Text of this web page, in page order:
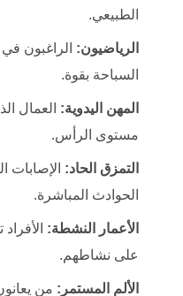
الطبيعي.
الرياضيون: الراغبون
السباحة بقوة.
المهن اليدوية: العمال
مستوى الرأس.
التمزق الحاد: الإصابات
الحوادث المباشرة.
الأعمار النشطة:
على نشاطهم.
الألم المستمر: من